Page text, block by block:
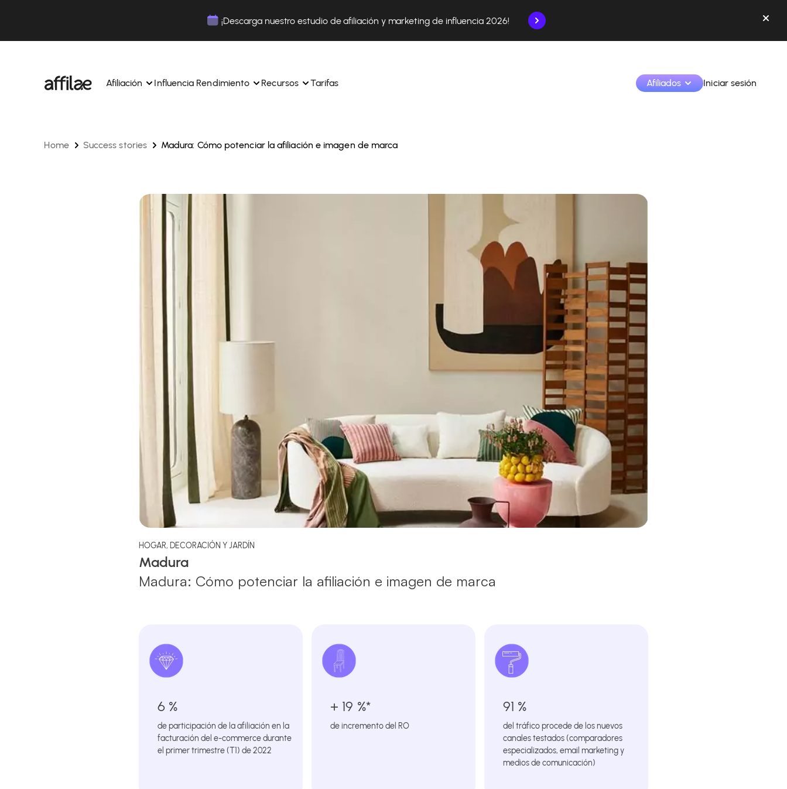
¡Descarga nuestro estudio de afiliación y marketing de influencia 2026!
Afiliación
Gestione sus campañas y afiliados desde una única
Realice un seguimiento y gestione los pagos de sus
afiliados con total sencillez.
Monitoriza y gestiona los pagos de tus afiliados con
Influencia Rendimiento
Gestiona tus campañas y TikTok Shop desde un solo
Recursos
Aprende a utilizar la plataforma paso a paso
Tarifas Afiliados
app
Iniciar sesión
Home Success stories Madura: Cómo potenciar la afiliación e imagen de marca
HOGAR, DECORACIÓN Y JARDÍN
Madura
Madura: Cómo potenciar la afiliación e imagen de marca
6 %
de participación de la afiliación en la
facturación del e-commerce durante
el primer trimestre (T1) de 2022
+ 19 %*
de incremento del RO
91 %
del tráfico procede de los nuevos
canales testados (comparadores
especializados, email marketing y
medios de comunicación)